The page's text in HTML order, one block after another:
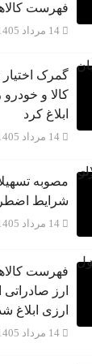
فهرست
14 مرداد 1405
گمرک
کالا و خودرو
ابلاغ کرد
14 مرداد 1405
مصوبه
شرایط
14 مرداد 1405
فهرست
ارز
ارزی ابلاغ
14 مرداد 1405